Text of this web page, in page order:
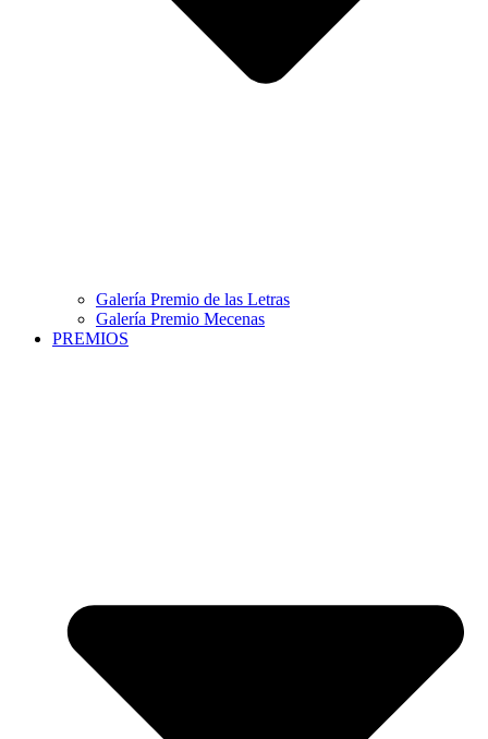
Galería Premio de las Letras
Galería Premio Mecenas
PREMIOS